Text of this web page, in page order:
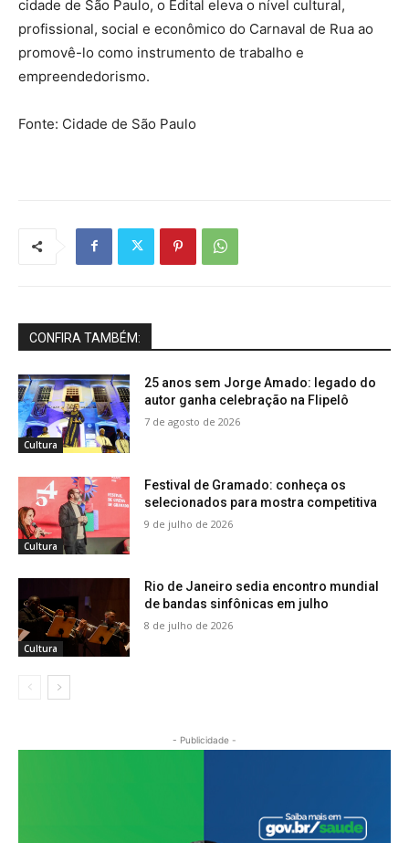
cidade de São Paulo, o Edital eleva o nível cultural,
profissional, social e econômico do Carnaval de Rua ao
promovê-lo como instrumento de trabalho e
empreendedorismo.
Fonte: Cidade de São Paulo
CONFIRA TAMBÉM:
Cultura
25 anos sem Jorge Amado: legado do
autor ganha celebração na Flipelô
7 de agosto de 2026
Cultura
Festival de Gramado: conheça os
selecionados para mostra competitiva
9 de julho de 2026
Cultura
Rio de Janeiro sedia encontro mundial
de bandas sinfônicas em julho
8 de julho de 2026
- Publicidade -